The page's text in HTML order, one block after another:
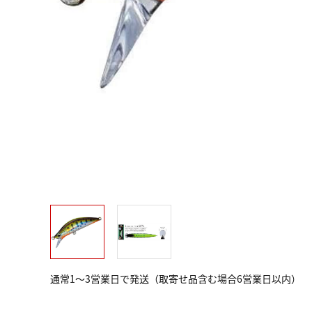
通常1～3営業日で発送（取寄せ品含む場合6営業日以内）